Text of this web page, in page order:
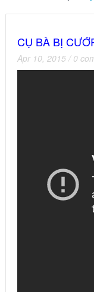
CỤ BÀ BỊ
Apr 10, 2015 / 0